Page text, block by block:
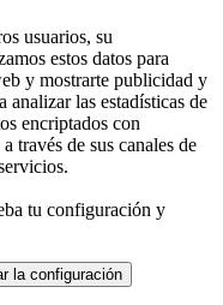
usuarios, su
estos datos para
y mostrarte publicidad y
analizar las estadísticas de
encriptados con
través de sus canales de
tu configuración y
la configuración